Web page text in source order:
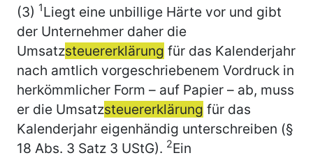
(3) 1Liegt eine unbillige Härte vor und gibt
der Unternehmer daher die
Umsatzsteuererklärung für das Kalenderjahr
nach amtlich vorgeschriebenem Vordruck in
herkömmlicher Form – auf Papier – ab, muss
er die Umsatzsteuererklärung für das
Kalenderjahr eigenhändig unterschreiben (§
18 Abs. 3 Satz 3 UStG). 2Ein